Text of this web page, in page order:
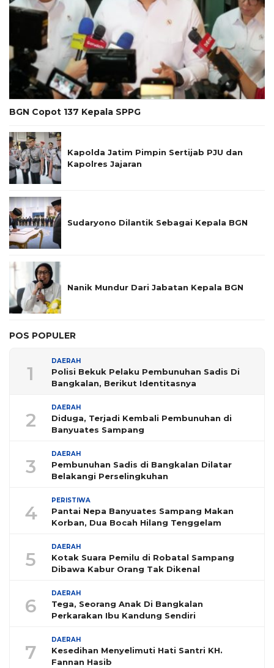
BGN Copot 137 Kepala SPPG
Kapolda Jatim Pimpin Sertijab PJU dan
Kapolres Jajaran
Sudaryono Dilantik Sebagai Kepala BGN
Nanik Mundur Dari Jabatan Kepala BGN
POS POPULER
1
DAERAH
Polisi Bekuk Pelaku Pembunuhan Sadis Di
Bangkalan, Berikut Identitasnya
2
DAERAH
Diduga, Terjadi Kembali Pembunuhan di
Banyuates Sampang
3
DAERAH
Pembunuhan Sadis di Bangkalan Dilatar
Belakangi Perselingkuhan
4
PERISTIWA
Pantai Nepa Banyuates Sampang Makan
Korban, Dua Bocah Hilang Tenggelam
5
DAERAH
Kotak Suara Pemilu di Robatal Sampang
Dibawa Kabur Orang Tak Dikenal
6
DAERAH
Tega, Seorang Anak Di Bangkalan
Perkarakan Ibu Kandung Sendiri
7
DAERAH
Kesedihan Menyelimuti Hati Santri KH.
Fannan Hasib